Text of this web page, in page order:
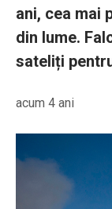
ani, cea mai
din lume.
sateliți
acum 4 ani